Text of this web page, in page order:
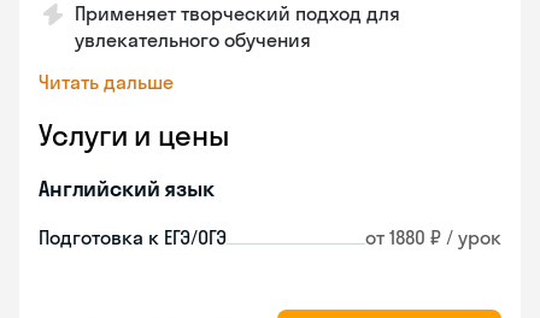
Применяет творческий подход для
увлекательного обучения
Читать дальше
Услуги и цены
Английский язык
Подготовка к ЕГЭ/ОГЭ от 1880 ₽ / урок